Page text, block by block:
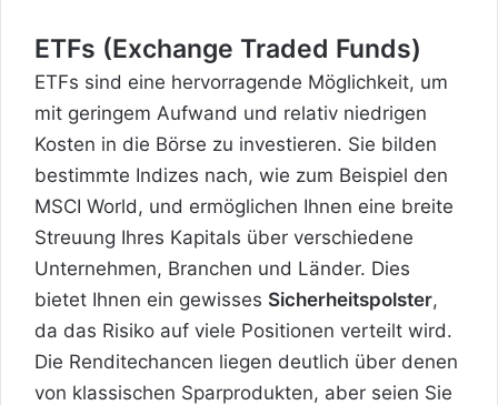
ETFs (Exchange Traded Funds)
ETFs sind eine hervorragende Möglichkeit, um
mit geringem Aufwand und relativ niedrigen
Kosten in die Börse zu investieren. Sie bilden
bestimmte Indizes nach, wie zum Beispiel den
MSCI World, und ermöglichen Ihnen eine breite
Streuung Ihres Kapitals über verschiedene
Unternehmen, Branchen und Länder. Dies
bietet Ihnen ein gewisses Sicherheitspolster,
da das Risiko auf viele Positionen verteilt wird.
Die Renditechancen liegen deutlich über denen
von klassischen Sparprodukten, aber seien Sie